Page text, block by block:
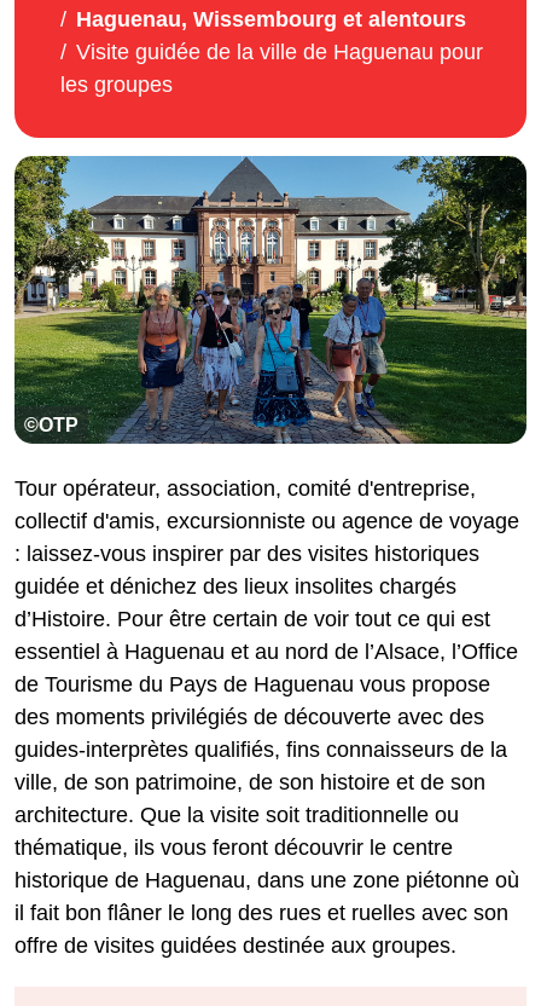
Haguenau, Wissembourg et alentours
Visite guidée de la ville de Haguenau pour
les groupes
©OTP
Tour opérateur, association, comité d'entreprise,
collectif d'amis, excursionniste ou agence de voyage
: laissez-vous inspirer par des visites historiques
guidée et dénichez des lieux insolites chargés
d’Histoire. Pour être certain de voir tout ce qui est
essentiel à Haguenau et au nord de l’Alsace, l’Office
de Tourisme du Pays de Haguenau vous propose
des moments privilégiés de découverte avec des
guides-interprètes qualifiés, fins connaisseurs de la
ville, de son patrimoine, de son histoire et de son
architecture. Que la visite soit traditionnelle ou
thématique, ils vous feront découvrir le centre
historique de Haguenau, dans une zone piétonne où
il fait bon flâner le long des rues et ruelles avec son
offre de visites guidées destinée aux groupes.